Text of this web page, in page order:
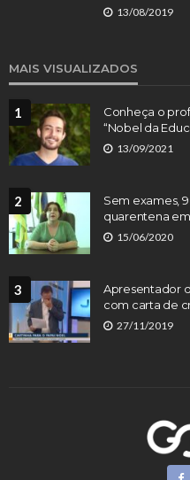
13/08/2019
MAIS VISUALIZADOS
1
Conheça o
“Nobel da
13/09/2021
2
Sem exames,
quarentena
15/06/2020
3
Apresentador
com carta de
27/11/2019